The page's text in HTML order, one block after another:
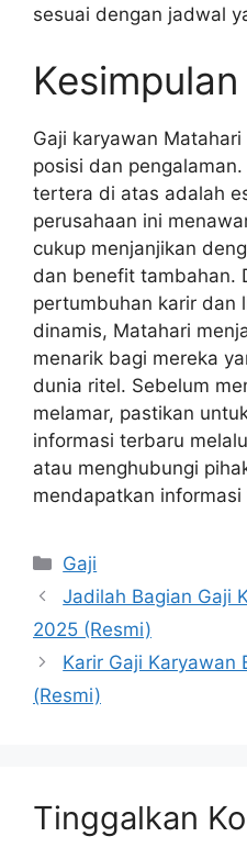
sesuai dengan jadwal
Kesimpulan
Gaji karyawan
posisi dan
tertera di atas adalah
perusahaan ini
cukup menjanjikan
dan benefit tambahan.
pertumbuhan karir dan
dinamis, Matahari
menarik bagi mereka
dunia ritel. Sebelum
melamar, pastikan
informasi terbaru
atau menghubungi
mendapatkan informasi
Kategori
Gaji
Jadilah Bagian Gaji
2025 (Resmi)
Karir Gaji Karyawan
(Resmi)
Tinggalkan